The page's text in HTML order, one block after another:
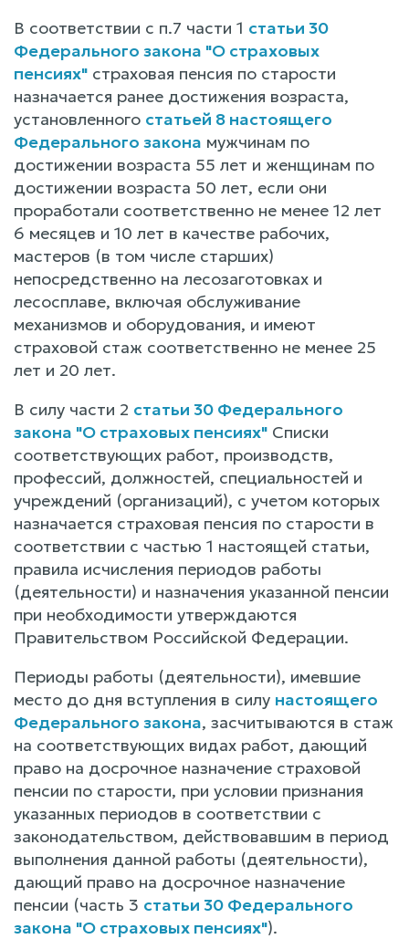
В соответствии с п.7 части 1 статьи 30
Федерального закона "О страховых
пенсиях" страховая пенсия по старости
назначается ранее достижения возраста,
установленного статьей 8 настоящего
Федерального закона мужчинам по
достижении возраста 55 лет и женщинам по
достижении возраста 50 лет, если они
проработали соответственно не менее 12 лет
6 месяцев и 10 лет в качестве рабочих,
мастеров (в том числе старших)
непосредственно на лесозаготовках и
лесосплаве, включая обслуживание
механизмов и оборудования, и имеют
страховой стаж соответственно не менее 25
лет и 20 лет.
В силу части 2 статьи 30 Федерального
закона "О страховых пенсиях" Списки
соответствующих работ, производств,
профессий, должностей, специальностей и
учреждений (организаций), с учетом которых
назначается страховая пенсия по старости в
соответствии с частью 1 настоящей статьи,
правила исчисления периодов работы
(деятельности) и назначения указанной пенсии
при необходимости утверждаются
Правительством Российской Федерации.
Периоды работы (деятельности), имевшие
место до дня вступления в силу настоящего
Федерального закона, засчитываются в стаж
на соответствующих видах работ, дающий
право на досрочное назначение страховой
пенсии по старости, при условии признания
указанных периодов в соответствии с
законодательством, действовавшим в период
выполнения данной работы (деятельности),
дающий право на досрочное назначение
пенсии (часть 3 статьи 30 Федерального
закона "О страховых пенсиях").